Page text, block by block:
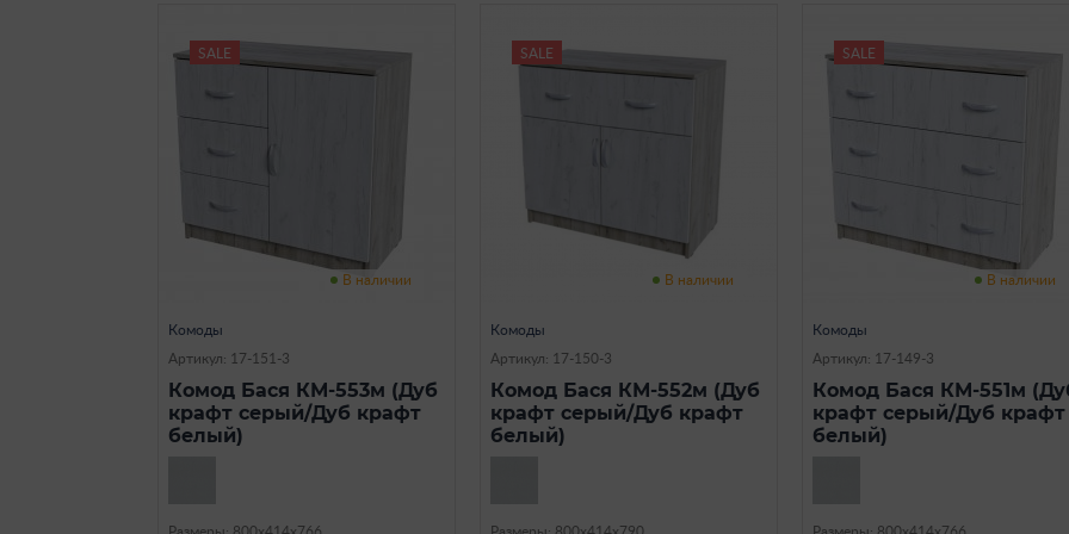
SALE
В наличии
Комоды
Артикул: 17-151-3
Комод Бася КМ-553м (Дуб
крафт серый/Дуб крафт
белый)
Размеры: 800х414х766
SALE
В наличии
Комоды
Артикул: 17-150-3
Комод Бася КМ-552м (Дуб
крафт серый/Дуб крафт
белый)
Размеры: 800х414х790
SALE
В наличии
Комоды
Артикул: 17-149-3
Комод Бася КМ-551м
крафт серый/Дуб крафт
белый)
Размеры: 800х414х766